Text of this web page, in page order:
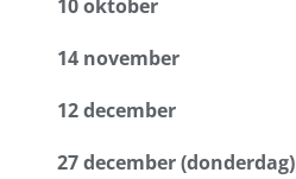
10 oktober
14 november
12 december
27 december (donderdag)